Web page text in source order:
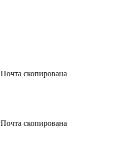
Почта скопирована
Почта скопирована